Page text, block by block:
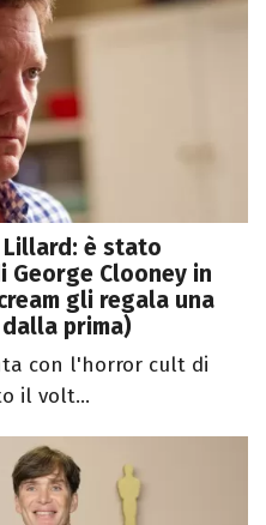
è stato
Clooney in
gli regala una
prima)
con l'horror cult di
il volt...